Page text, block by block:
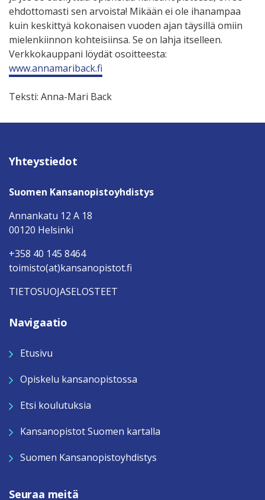
ehdottomasti sen arvoista! Mikään ei ole ihanampaa
kuin keskittyä kokonaisen vuoden ajan täysillä omiin
mielenkiinnon kohteisiinsa. Se on lahja itselleen.
Verkkokauppani löydät osoitteesta:
www.annamariback.fi
Teksti: Anna-Mari Back
Yhteystiedot
Suomen Kansanopistoyhdistys
Annankatu 12 A 18
00120 Helsinki
+358 40 145 8464
toimisto(at)kansanopistot.fi
TIETOSUOJASELOSTEET
Navigaatio
Etusivu
Opiskelu kansanopistossa
Etsi koulutuksia
Kansanopistot Suomen kartalla
Suomen Kansanopistoyhdistys
Seuraa meitä